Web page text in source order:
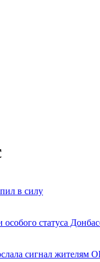
в силу
статуса
сигнал жителям